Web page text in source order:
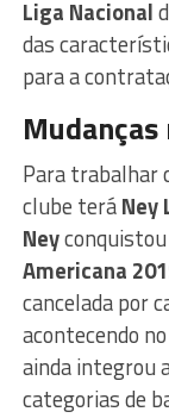
Liga Nacional
das
para a
Para trabalhar
clube teráNey
Ney
Americana
cancelada por
acontecendo
ainda integrou
categorias de